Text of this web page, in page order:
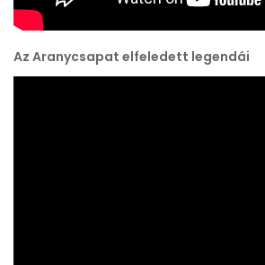
Az Aranycsapat elfeledett legendái